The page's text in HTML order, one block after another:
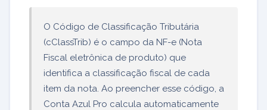
O Código de Classificação Tributária
(cClassTrib) é o campo da NF-e (Nota
Fiscal eletrônica de produto) que
identifica a classificação fiscal de cada
item da nota. Ao preencher esse código, a
Conta Azul Pro calcula automaticamente